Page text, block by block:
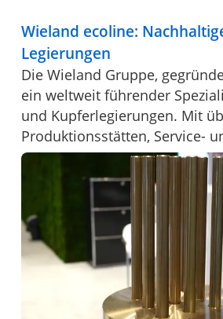
Wieland ecoline:
Legierungen
Die Wieland Gruppe,
ein weltweit führender
und Kupferlegierungen. Mit
Produktionsstätten, Service-